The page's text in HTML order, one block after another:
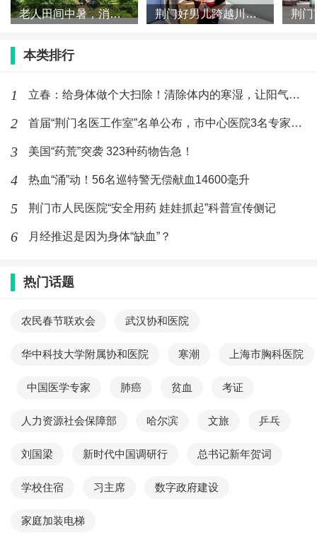
湖北省纵隔肿瘤委员会委员、荆门市医学会胸心外
科分会委员。对肺癌、纵隔肿瘤、食管癌、气胸等胸部
管疾病的诊断和微创外科治疗具有丰富的临床经验。
呼吸与危重症专家 唐燕
熟悉并掌握呼吸内科常见病、多发病，如COPD、
支气管扩张、支气管哮喘、胸腔积液等疾病的诊断、治
疗。能独立行胸腔闭式引流术，操作支气管镜检查。
最新文章
老人田间中暑，消防医护合辟“生命通
道”
(963)人喜欢 2025-09-03
荆门市中心医院胃肠外科·小儿外科为5
老人田间中暑，消防医护合辟“生命通道” 荆门好男儿跨越川鄂捐髓救人
本类排行
1 立春：给身体做个大扫除！清除体内的寒湿，让阳气更好生发！
2 首届“荆门名医工作室”名单公布，市中心医院3名专家及团队上榜
3 美国“药荒”突袭 323种药物告急！
4 热血“涌”动！56名巡特警无偿献血14600毫升
5 荆门市人民医院“安全用药 娃娃抓起”科普宣传侧记
6 月经推迟是因为身体“缺血”？
热门话题
农民春节联欢会 武汉协和医院
华中科技大学附属协和医院 寒潮 上海市胸科医院
中国医学专家 肺癌 贫血 考证
人力资源社会保障部 哈尔滨 文旅 乒乓
刘国梁 新时代中国调研行 总书记新年贺词
学校住宿 习主席 数字政府建设
家庭加装电梯